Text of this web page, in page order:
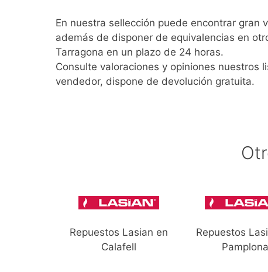
En nuestra sellección puede encontrar gran
además de disponer de equivalencias en
Tarragona en un plazo de 24 horas.
Consulte valoraciones y opiniones nuestros
vendedor, dispone de devolución gratuita.
Repuestos Lasian en
Calafell
Repuestos
Pamplona